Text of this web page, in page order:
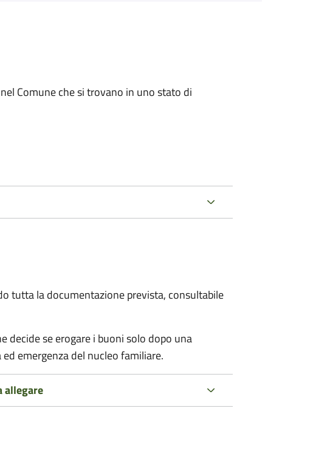
Comune che si trovano in uno stato di
tutta la documentazione prevista, consultabile
decide se erogare i buoni solo dopo una
emergenza del nucleo familiare.
allegare